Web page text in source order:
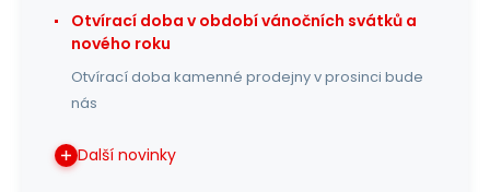
Otvírací doba v období vánočních svátků a
nového roku
Otvírací doba kamenné prodejny v prosinci bude
nás
Další novinky